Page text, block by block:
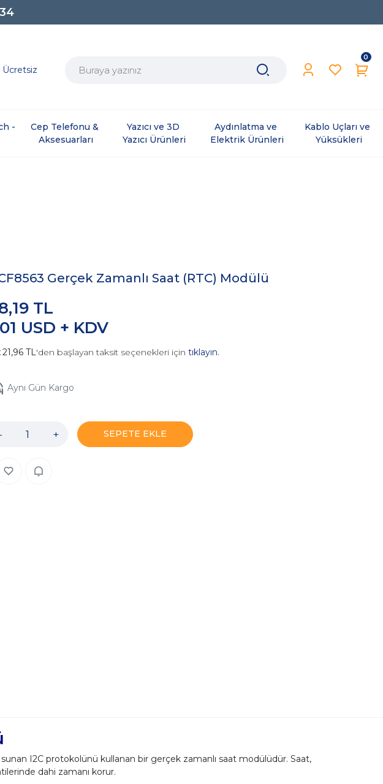
0
-
Cep Telefonu &
Aksesuarları
Yazıcı ve 3D
Yazıcı Ürünleri
Aydınlatma ve
Elektrik Ürünleri
Kablo Uçları ve
Yüksükleri
Gerçek Zamanlı Saat (RTC) Modülü
USD + KDV
TL
21,96 TL'den başlayan taksit seçenekleri için tıklayın.
Aynı Gün Kargo
+ SEPETE EKLE
I2C protokolünü kullanan bir gerçek zamanlı saat modülüdür. Saat,
dahi zamanı korur.